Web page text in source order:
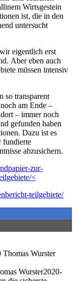
Wirtsgestein
ist, die in den
untersucht
eigentlich erst
Aber eben auch
müssen intensiv
so transparent
am Ende –
– immer noch
gefunden haben
Dazu ist es
fundierte
abzusichern.
zur-
<
teilgebiete/
Thomas Wurster
Wurster2020-